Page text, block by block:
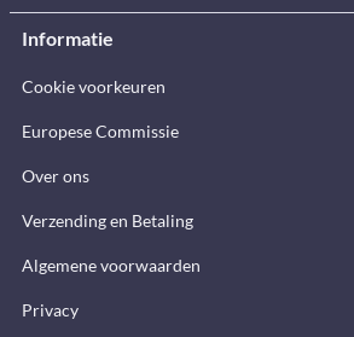
Informatie
Cookie voorkeuren
Europese Commissie
Over ons
Verzending en Betaling
Algemene voorwaarden
Privacy